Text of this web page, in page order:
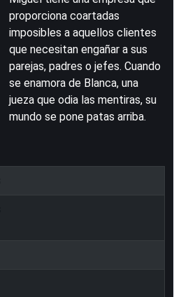
proporciona coartadas
imposibles a aquellos clientes
que necesitan engañar a sus
parejas, padres o jefes. Cuando
se enamora de Blanca, una
jueza que odia las mentiras, su
mundo se pone patas arriba.